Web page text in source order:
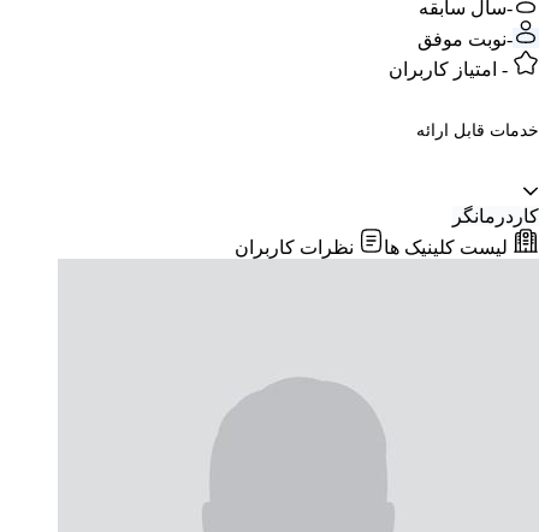
-سال سابقه
-نوبت موفق
- امتیاز کاربران
خدمات قابل ارائه
کاردرمانگر
لیست کلینیک ها
نظرات کاربران